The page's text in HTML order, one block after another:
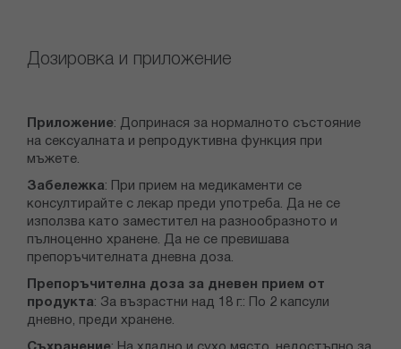
Дозировка и приложение
Приложение: Допринася за нормалното състояние
на сексуалната и репродуктивна функция при
мъжете.
Забележка: При прием на медикаменти се
консултирайте с лекар преди употреба. Да не се
използва като заместител на разнообразното и
пълноценно хранене. Да не се превишава
препоръчителната дневна доза.
Препоръчителна доза за дневен прием от
продукта: За възрастни над 18 г.: По 2 капсули
дневно, преди хранене.